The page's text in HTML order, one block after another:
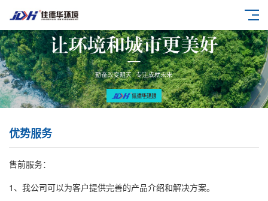
优势服务
售前服务：
1、我公司可以为客户提供完善的产品介绍和解决方案。